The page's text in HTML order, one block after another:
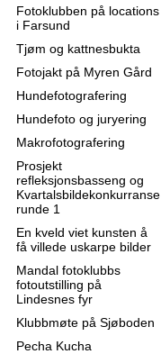
Fotoklubben på locations
i Farsund
Tjøm og kattnesbukta
Fotojakt på Myren Gård
Hundefotografering
Hundefoto og juryering
Makrofotografering
Prosjekt
refleksjonsbasseng og
Kvartalsbildekonkurranse
runde 1
En kveld viet kunsten å
få villede uskarpe bilder
Mandal fotoklubbs
fotoutstilling på
Lindesnes fyr
Klubbmøte på Sjøboden
Pecha Kucha